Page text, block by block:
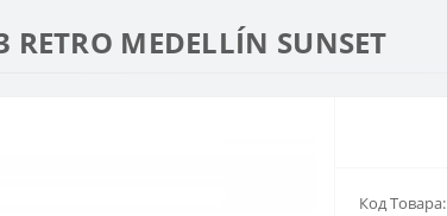
MEDELLÍN SUNSET
Код Товара: